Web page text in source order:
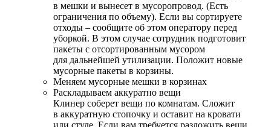
в мешки и вынесет в мусоропровод. (Есть
ограничения по объему). Если вы сортируете
отходы – сообщите об этом оператору перед
уборкой. В этом случае сотрудник подготовит
пакеты с отсортированным мусором
для дальнейшей утилизации. Положит новые
мусорные пакеты в корзины.
Меняем мусорные мешки в корзинах
Раскладываем аккуратно вещи
Клинер соберет вещи по комнатам. Сложит
в аккуратную стопочку и оставит на кровати
или стуле. Если вам требуется разложить вещи